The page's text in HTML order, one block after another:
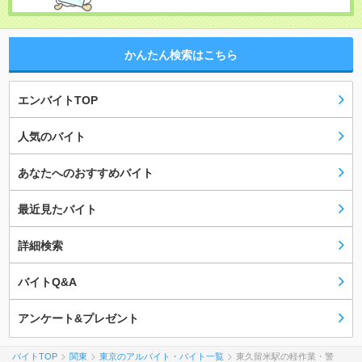
かんたん検索はこちら
エンバイトTOP
人気のバイト
あなたへのおすすめバイト
最近見たバイト
詳細検索
バイトQ&A
アンケート&プレゼント
バイトTOP 関東 東京のアルバイト・バイト一覧 東久留米駅の軽作業・警